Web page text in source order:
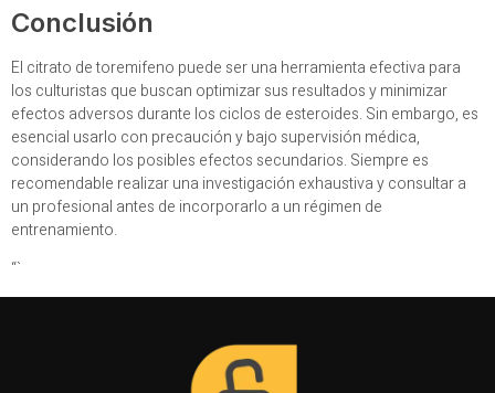
Conclusión
El citrato de toremifeno puede ser una herramienta efectiva para
los culturistas que buscan optimizar sus resultados y minimizar
efectos adversos durante los ciclos de esteroides. Sin embargo, es
esencial usarlo con precaución y bajo supervisión médica,
considerando los posibles efectos secundarios. Siempre es
recomendable realizar una investigación exhaustiva y consultar a
un profesional antes de incorporarlo a un régimen de
entrenamiento.
“`